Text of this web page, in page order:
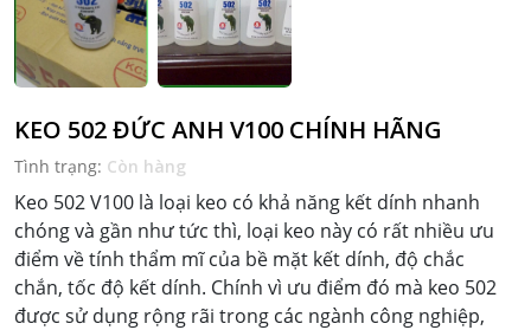
KEO 502 ĐỨC ANH V100 CHÍNH HÃNG
Tình trạng: Còn hàng
Keo 502 V100 là loại keo có khả năng kết dính nhanh
chóng và gần như tức thì, loại keo này có rất nhiều ưu
điểm về tính thẩm mĩ của bề mặt kết dính, độ chắc
chắn, tốc độ kết dính. Chính vì ưu điểm đó mà keo 502
được sử dụng rộng rãi trong các ngành công nghiệp,